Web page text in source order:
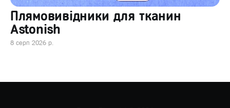
Плямовивідники для тканин
Astonish
8 серп 2026 р.